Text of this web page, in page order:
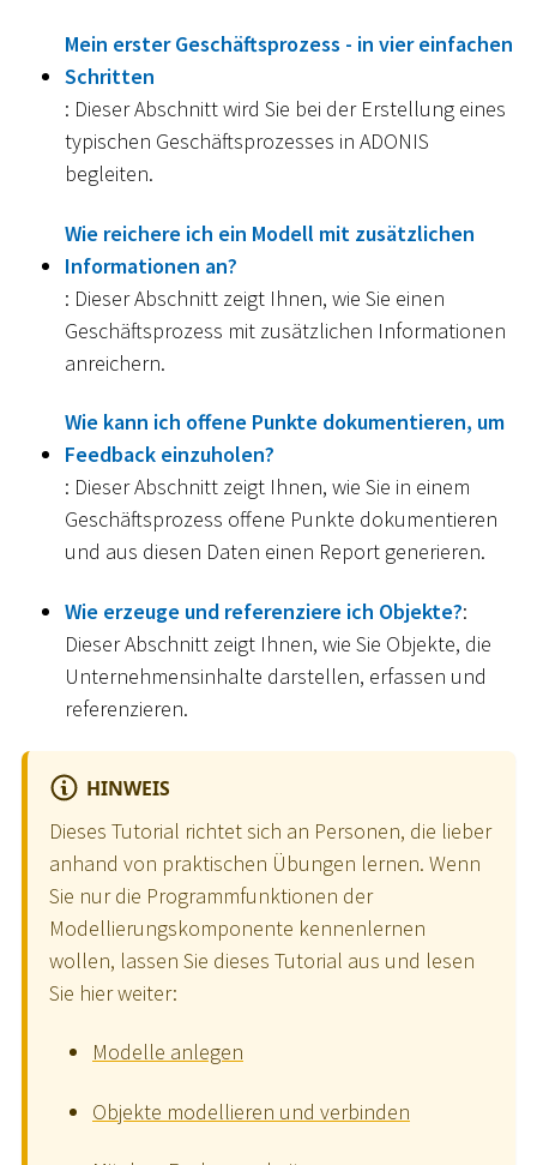
Mein erster Geschäftsprozess - in vier einfachen
Schritten
: Dieser Abschnitt wird Sie bei der Erstellung eines
typischen Geschäftsprozesses in ADONIS
begleiten.
Wie reichere ich ein Modell mit zusätzlichen
Informationen an?
: Dieser Abschnitt zeigt Ihnen, wie Sie einen
Geschäftsprozess mit zusätzlichen Informationen
anreichern.
Wie kann ich offene Punkte dokumentieren, um
Feedback einzuholen?
: Dieser Abschnitt zeigt Ihnen, wie Sie in einem
Geschäftsprozess offene Punkte dokumentieren
und aus diesen Daten einen Report generieren.
Wie erzeuge und referenziere ich Objekte?:
Dieser Abschnitt zeigt Ihnen, wie Sie Objekte, die
Unternehmensinhalte darstellen, erfassen und
referenzieren.
HINWEIS
Dieses Tutorial richtet sich an Personen, die lieber
anhand von praktischen Übungen lernen. Wenn
Sie nur die Programmfunktionen der
Modellierungskomponente kennenlernen
wollen, lassen Sie dieses Tutorial aus und lesen
Sie hier weiter:
Modelle anlegen
Objekte modellieren und verbinden